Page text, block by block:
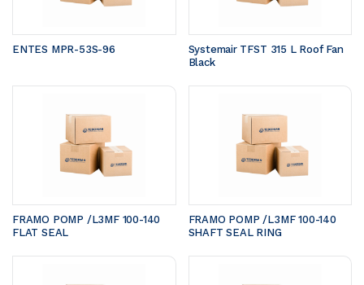
ENTES MPR-53S-96
Systemair TFST 315 L Roof Fan
Black
FRAMO POMP /L3MF 100-140
FLAT SEAL
FRAMO POMP /L3MF 100-140
SHAFT SEAL RING